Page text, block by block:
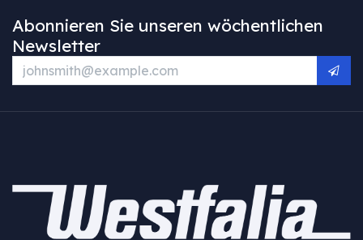
Abonnieren Sie unseren wöchentlichen
Newsletter